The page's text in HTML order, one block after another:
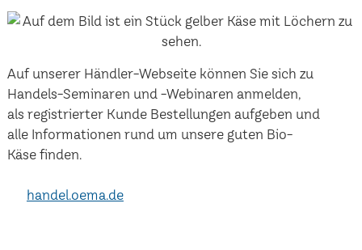
Auf unserer Händler-Webseite können Sie sich zu
Handels-Seminaren und -Webinaren anmelden,
als registrierter Kunde Bestellungen aufgeben und
alle Informationen rund um unsere guten Bio-
Käse finden.
handel.oema.de